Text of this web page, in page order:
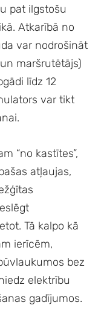
pat ilgstošu
Atkarībā no
var nodrošināt
maršrutētājs)
līdz 12
var tikt
“no kastītes”,
atļaujas,
Tā kalpo kā
ierīcēm,
bez
elektrību
gadījumos.